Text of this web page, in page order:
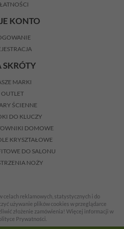
KONTO
SKRÓTY
MARKI
OUTLET
ŚCIENNE
DO KLUCZY
DOMOWE
KRYSZTAŁOWE
DO SALONU
NOŻY
reklamowych, statystycznych i do
używanie plików cookies w przeglądarce
złożenie zamówienia! Więcej informacji w
Prywatności.